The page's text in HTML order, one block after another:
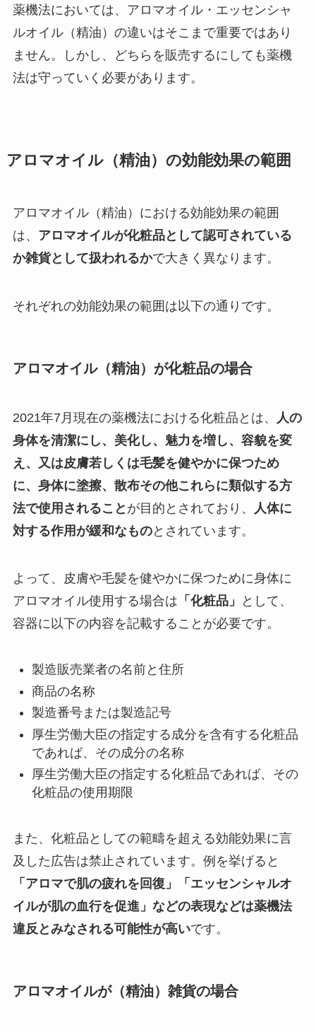
薬機法においては、アロマオイル・エッセンシャ
ルオイル（精油）の違いはそこまで重要ではあり
ません。しかし、どちらを販売するにしても薬機
法は守っていく必要があります。
アロマオイル（精油）の効能効果の範囲
アロマオイル（精油）における効能効果の範囲
は、 アロマオイルが化粧品として認可されている
か雑貨として扱われるかで大きく異なります。
それぞれの効能効果の範囲は以下の通りです。
アロマオイル（精油）が化粧品の場合
2021年7月現在の薬機法における化粧品とは、
人の
身体を清潔にし、美化し、魅力を増し、容貌を変
え、又は皮膚若しくは毛髪を健やかに保つため
に、身体に塗擦、散布その他これらに類似する方
法で使用されること が目的とされており、
人体に
対する作用が緩和なものとされています。
よって、皮膚や毛髪を健やかに保つために身体に
アロマオイル使用する場合は 「化粧品」
として、
容器に以下の内容を記載することが必要です。
製造販売業者の名前と住所
商品の名称
製造番号または製造記号
厚生労働大臣の指定する成分を含有する化粧品
であれば、その成分の名称
厚生労働大臣の指定する化粧品であれば、その
化粧品の使用期限
また、化粧品としての範疇を超える効能効果に言
及した広告は禁止されています。例を挙げると
「アロマで肌の疲れを回復」「エッセンシャルオ
イルが肌の血行を促進」などの表現などは薬機法
違反とみなされる可能性が高いです。
アロマオイルが（精油）雑貨の場合